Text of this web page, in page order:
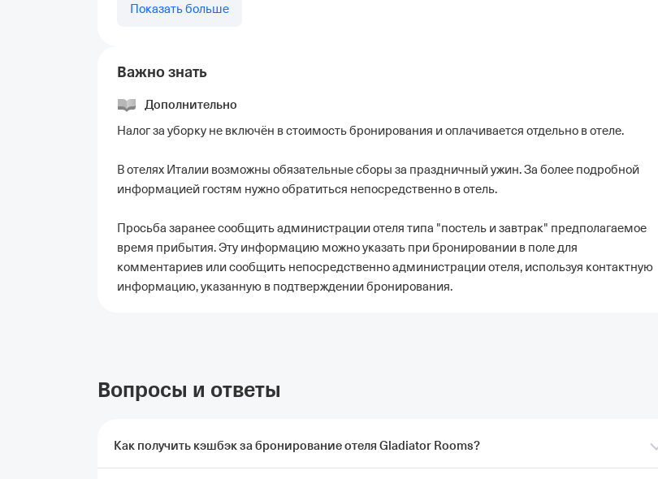
Показать больше
Важно знать
Дополнительно
Налог за уборку не включён в стоимость бронирования и оплачивается отдельно в отеле.
В отелях Италии возможны обязательные сборы за праздничный ужин. За более подробной
информацией гостям нужно обратиться непосредственно в отель.
Просьба заранее сообщить администрации отеля типа "постель и завтрак" предполагаемое
время прибытия. Эту информацию можно указать при бронировании в поле для
комментариев или сообщить непосредственно администрации отеля, используя контактную
информацию, указанную в подтверждении бронирования.
Вопросы и ответы
Как получить кэшбэк за бронирование отеля Gladiator Rooms?